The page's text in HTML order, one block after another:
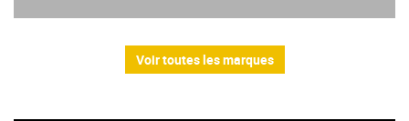
Voir toutes les marques